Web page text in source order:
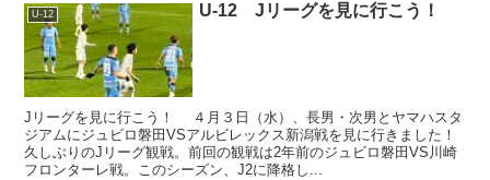
U-12 U-12 Jリーグを見に行こう！
Jリーグを見に行こう！ ４月３日（水）、長男・次男とヤマハスタ
ジアムにジュビロ磐田VSアルビレックス新潟戦を見に行きました！
久しぶりのJリーグ観戦。前回の観戦は2年前のジュビロ磐田VS川崎
フロンターレ戦。このシーズン、J2に降格し...